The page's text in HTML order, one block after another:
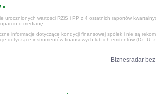
»
urocznionych wartości RZiS i PP z 4 ostatnich raportów
o medianę.
informacje dotyczące kondycji finansowej spółek i nie są
dotyczące instrumentów finansowych lub ich emitentów (Dz. U.
Biznesradar